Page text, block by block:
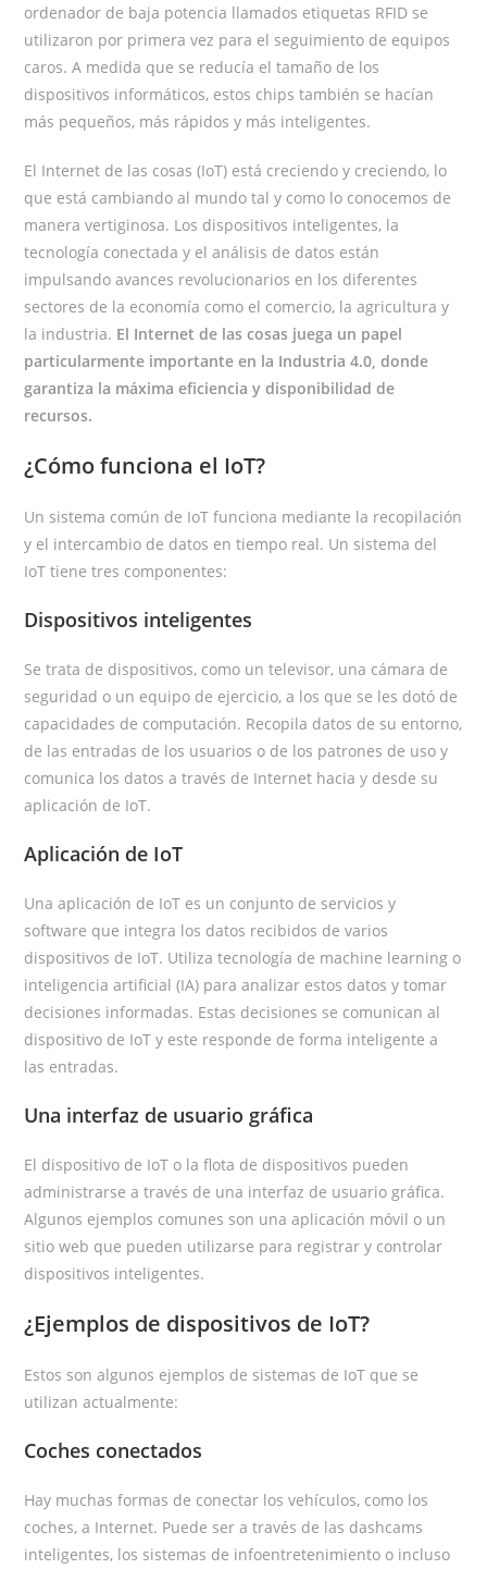
ordenador de baja potencia llamados etiquetas RFID se
utilizaron por primera vez para el seguimiento de equipos
caros. A medida que se reducía el tamaño de los
dispositivos informáticos, estos chips también se hacían
más pequeños, más rápidos y más inteligentes.
El Internet de las cosas (IoT) está creciendo y creciendo, lo
que está cambiando al mundo tal y como lo conocemos de
manera vertiginosa. Los dispositivos inteligentes, la
tecnología conectada y el análisis de datos están
impulsando avances revolucionarios en los diferentes
sectores de la economía como el comercio, la agricultura y
la industria. El Internet de las cosas juega un papel
particularmente importante en la Industria 4.0, donde
garantiza la máxima eficiencia y disponibilidad de
recursos.
¿Cómo funciona el IoT?
Un sistema común de IoT funciona mediante la recopilación
y el intercambio de datos en tiempo real. Un sistema del
IoT tiene tres componentes:
Dispositivos inteligentes
Se trata de dispositivos, como un televisor, una cámara de
seguridad o un equipo de ejercicio, a los que se les dotó de
capacidades de computación. Recopila datos de su entorno,
de las entradas de los usuarios o de los patrones de uso y
comunica los datos a través de Internet hacia y desde su
aplicación de IoT.
Aplicación de IoT
Una aplicación de IoT es un conjunto de servicios y
software que integra los datos recibidos de varios
dispositivos de IoT. Utiliza tecnología de machine learning o
inteligencia artificial (IA) para analizar estos datos y tomar
decisiones informadas. Estas decisiones se comunican al
dispositivo de IoT y este responde de forma inteligente a
las entradas.
Una interfaz de usuario gráfica
El dispositivo de IoT o la flota de dispositivos pueden
administrarse a través de una interfaz de usuario gráfica.
Algunos ejemplos comunes son una aplicación móvil o un
sitio web que pueden utilizarse para registrar y controlar
dispositivos inteligentes.
¿Ejemplos de dispositivos de IoT?
Estos son algunos ejemplos de sistemas de IoT que se
utilizan actualmente:
Coches conectados
Hay muchas formas de conectar los vehículos, como los
coches, a Internet. Puede ser a través de las dashcams
inteligentes, los sistemas de infoentretenimiento o incluso